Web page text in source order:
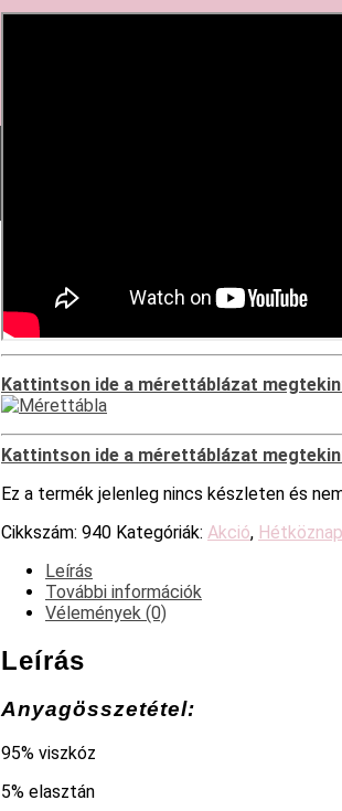
Kattintson ide a mérettáblázat
Kattintson ide a mérettáblázat
Ez a termék jelenleg nincs készleten és
Cikkszám: 940 Kategóriák: Akció,
Leírás
További információk
Vélemények (0)
Leírás
Anyagösszetétel:
95% viszkóz
5% elasztán